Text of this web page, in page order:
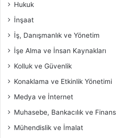
Hukuk
İnşaat
İş, Danışmanlık ve Yönetim
İşe Alma ve İnsan Kaynakları
Kolluk ve Güvenlik
Konaklama ve Etkinlik Yönetimi
Medya ve İnternet
Muhasebe, Bankacılık ve Finans
Mühendislik ve İmalat